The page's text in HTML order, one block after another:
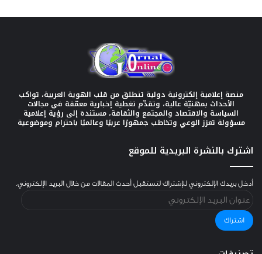
منصة إعلامية إلكترونية دولية تنطلق من قلب الهوية العربية، تواكب
الأحداث بمهنيّة عالية، وتقدّم تغطية إخبارية معمّقة في مجالات
السياسة والاقتصاد والمجتمع والثقافة، مستندة إلى رؤية إعلامية
مسؤولة تعزز الوعي وتخاطب جمهورًا عربيًا وعالميًا باحترام وموضوعية
اشترك بالنشرة البريدية للموقع
أدخل بريدك الإلكتروني للإشتراك لتستقبل أحدث المقالات من خلال البريد الإلكتروني.
الإلكتروني
اشتراك